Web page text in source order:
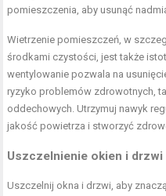
pomieszczenia, aby usunąć
Wietrzenie pomieszczeń, w
środkami czystości, jest także
wentylowanie pozwala na
ryzyko problemów zdrowotnych,
oddechowych. Utrzymuj nawyk
jakość powietrza i stworzyć
Uszczelnienie okien i drzwi
Uszczelnij okna i drzwi, aby